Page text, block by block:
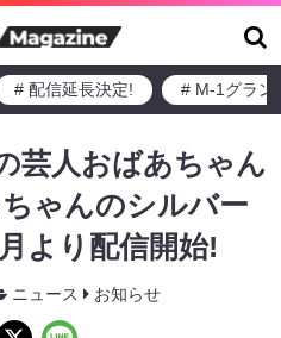
# 配信延長決定! # M-1グラン
芸人おばあちゃん
ゃんのシルバー
より配信開始!
ニュース お知らせ